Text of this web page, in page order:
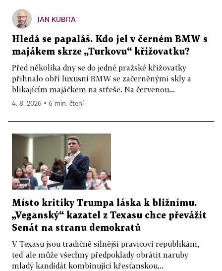
JAN KUBITA
Hledá se papaláš. Kdo jel v černém BMW s
majákem skrze „Turkovu“ křižovatku?
Před několika dny se do jedné pražské křižovatky
přihnalo obří luxusní BMW se začerněnými skly a
blikajícím majáčkem na střeše. Na červenou...
4. 8. 2026 ▪ 6 min. čtení
Místo kritiky Trumpa láska k bližnímu.
„Veganský“ kazatel z Texasu chce převážit
Senát na stranu demokratů
V Texasu jsou tradičně silnější pravicoví republikáni,
teď ale může všechny předpoklady obrátit naruby
mladý kandidát kombinující křesťanskou...